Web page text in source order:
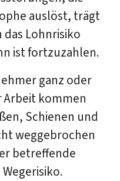
auslöst, trägt
Lohnrisiko
ist fortzuzahlen.
ganz oder
kommen
Schienen und
weggebrochen
betreffende